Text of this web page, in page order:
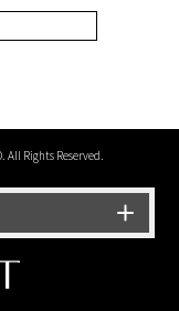
All Rights Reserved.